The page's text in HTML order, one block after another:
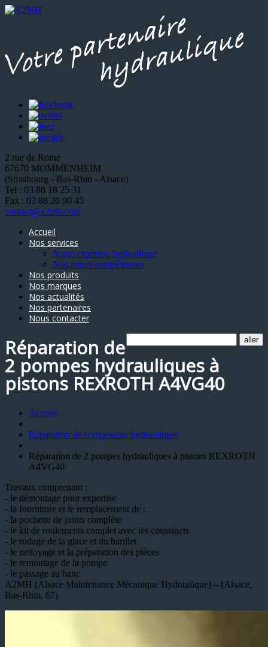
2 rue de Rome
67670 MOMMENHEIM
(Strasbourg - Bas-Rhin - Alsace)
Tel : 03 88 18 25 31
Fax : 03 88 20 90 45
contact@a2mh.com
Accueil
Nos services
Notre expertise hydraulique
Nos autres compétences
Nos produits
Nos marques
Nos actualités
Nos partenaires
Nous contacter
Réparation de
2 pompes hydrauliques à
pistons REXROTH A4VG40
Accueil
Réparation de composants hydrauliques
Réparation de 2 pompes hydrauliques à pistons REXROTH
A4VG40
Travaux comprenant :
- le démontage pour expertise
- la fourniture et le remplacement de :
- la pochette de joints complète
- le kit de roulements complet avec les coussinets
- le rodage de la glace et du barillet
- le nettoyage et la préparation des pièces
- le remontage de la pompe
- le passage au banc
A2MH (Alsace Maintenance Mécanique Hydraulique) – (Alsace,
Bas-Rhin, 67)